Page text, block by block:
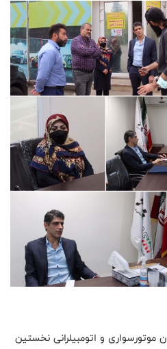
موتورسواری و اتومبیلرانی نخستین